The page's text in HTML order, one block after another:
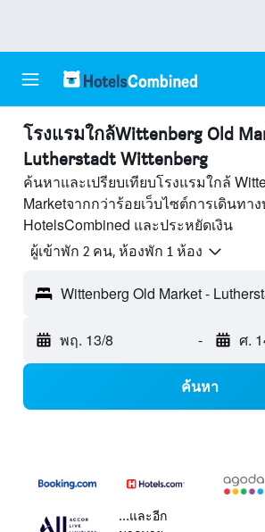
โรงแรมใกล้Wittenberg Old
Lutherstadt Wittenberg
ค้นหาและเปรียบเทียบโรงแรมใกล้
Marketจากกว่าร้อยเว็บไซต์การเดินทา
HotelsCombined และประหยัดเงิน
ผู้เข้าพัก 2 คน, ห้องพัก 1 ห้อง
พฤ. 13/8 - ศ.
ค้นหา
...และอีก